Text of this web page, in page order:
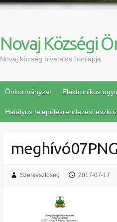
Novaj Községi
Novaj község hivatalos honlapja
Önkormányzat Elektronikus
Hatályos településrendezési
Szerkesztoseg 2017-07-17